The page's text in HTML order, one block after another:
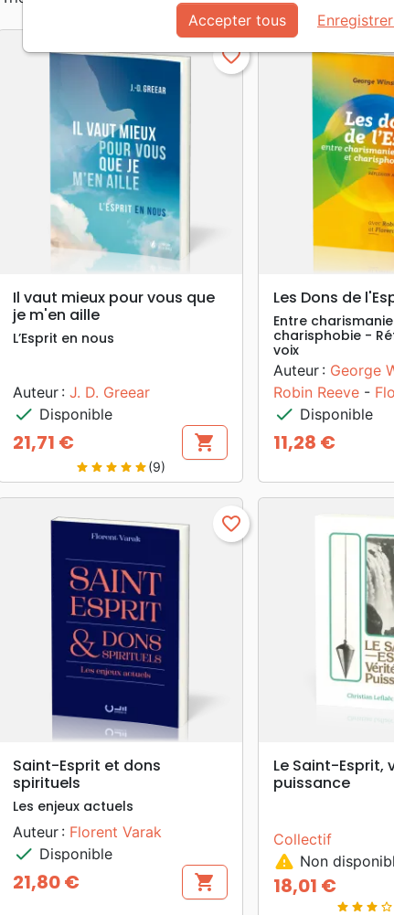
search APERÇU RAPIDE
favorite_border
Il vaut mieux pour vous que
je m'en aille
L’Esprit en nous
Auteur : J. D. Greear
check Disponible
Prix
21,71 € shopping_cart
star star star star star(9)
search
Les Dons de
Entre
charisphobie -
voix
Auteur : George
Robin Reeve-
check Disponible
Prix
11,28 €
search APERÇU RAPIDE
favorite_border
Saint-Esprit et dons
spirituels
Les enjeux actuels
Auteur : Florent Varak
check Disponible
Prix
21,80 € shopping_cart
search
Le Saint-Esprit,
puissance
Collectif
warning Non
Prix
18,01 €
star star star star_border
Accepter tous